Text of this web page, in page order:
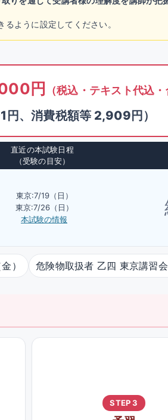
ように設定してください。
円 （税込・テキスト代込・
円、消費税額等 2,909円）
直近の本試験日程
（受験の目安）
東京:7/19（日）
東京:7/26（日）
本試験の情報
） 危険物取扱者 乙四 東京講習
STEP 3